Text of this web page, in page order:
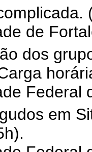
de
dos
Federal
em